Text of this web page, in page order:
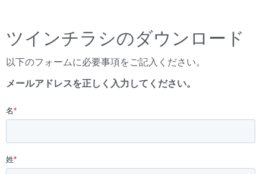
ツインチラシのダウンロード
以下のフォームに必要事項をご記入ください。
メールアドレスを正しく入力してください。